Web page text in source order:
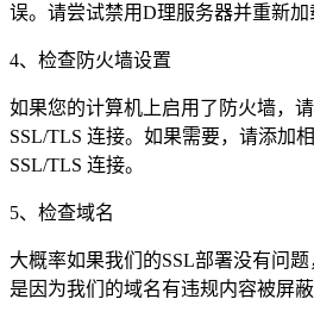
误。请尝试禁用D理服务器并重新加
4、检查防火墙设置
如果您的计算机上启用了防火墙，
SSL/TLS 连接。如果需要，请添加
SSL/TLS 连接。
5、检查域名
大概率如果我们的SSL部署没有问
是因为我们的域名有违规内容被屏蔽